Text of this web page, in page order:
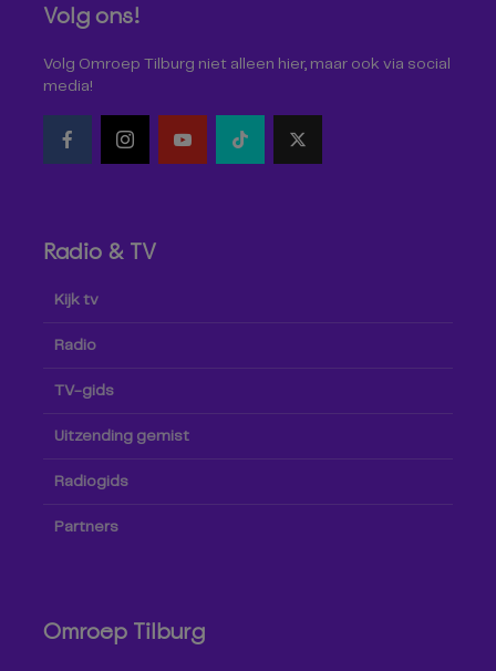
Volg ons!
Volg Omroep Tilburg niet alleen hier, maar ook via social
media!
Radio & TV
Kijk tv
Radio
TV-gids
Uitzending gemist
Radiogids
Partners
Omroep Tilburg